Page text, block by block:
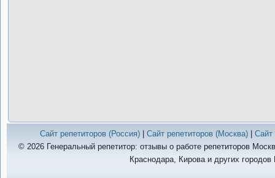
Сайт репетиторов (Россия)| Сайт репетиторов (Москва)| Сайт
© 2026 Генеральный репетитор: отзывы о работе репетиторов
Краснодара, Кирова и других городов